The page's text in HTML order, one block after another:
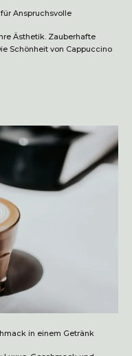
Anspruchsvolle
Ästhetik. Zauberhafte
Schönheit von Cappuccino
in einem Getränk